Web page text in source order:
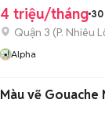
4 triệu/tháng 30
Quận 3 (P. Nhiêu
Alpha
Màu vẽ Gouache